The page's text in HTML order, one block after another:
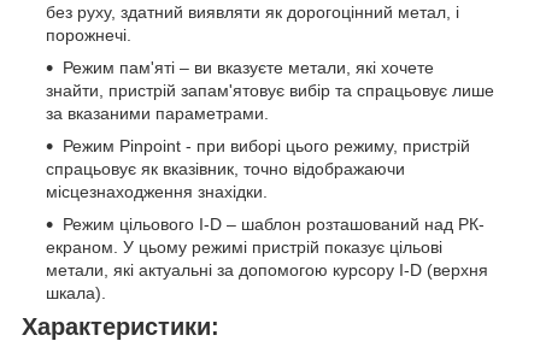
без руху, здатний виявляти як дорогоцінний метал, і
порожнечі.
Режим пам'яті – ви вказуєте метали, які хочете
знайти, пристрій запам'ятовує вибір та спрацьовує лише
за вказаними параметрами.
Режим Pinpoint - при виборі цього режиму, пристрій
спрацьовує як вказівник, точно відображаючи
місцезнаходження знахідки.
Режим цільового I-D – шаблон розташований над РК-
екраном. У цьому режимі пристрій показує цільові
метали, які актуальні за допомогою курсору I-D (верхня
шкала).
Характеристики: